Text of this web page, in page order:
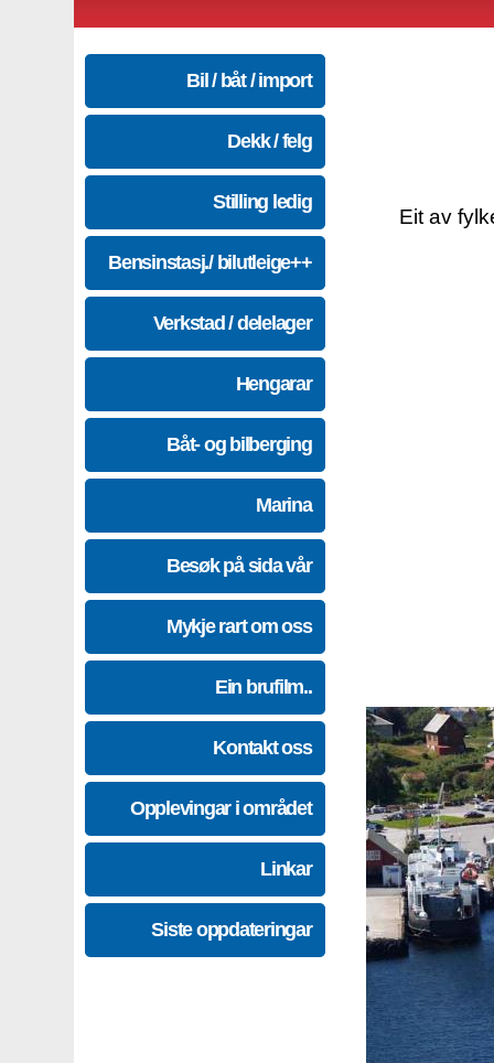
Bil / båt / import
Dekk / felg
Stilling ledig
Bensinstasj./ bilutleige++
Verkstad / delelager
Hengarar
Båt- og bilberging
Marina
Besøk på sida vår
Mykje rart om oss
Ein brufilm..
Kontakt oss
Opplevingar i området
Linkar
Siste oppdateringar
Eit av